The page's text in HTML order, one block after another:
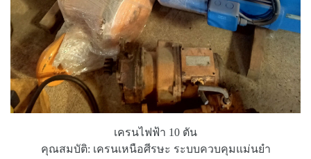
เครนไฟฟ้า 10 ตัน
คุณสมบัติ: เครนเหนือศีรษะ ระบบควบคุมแม่นยำ